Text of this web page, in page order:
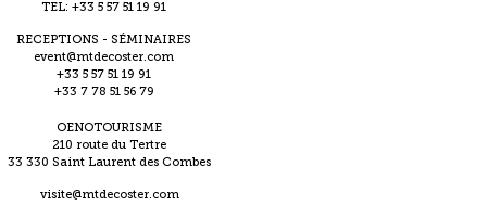
TEL: +33 5 57 51 19 91
RECEPTIONS - SÉMINAIRES
event@mtdecoster.com
+33 5 57 51 19 91
+33 7 78 51 56 79
OENOTOURISME
210 route du Tertre
33 330 Saint Laurent des Combes
visite@mtdecoster.com